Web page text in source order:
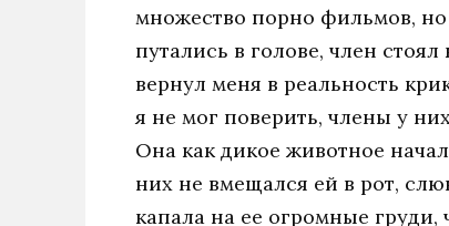
множество порно фильмов,
путались в голове, член
вернул меня в реальность
я не мог поверить, члены у
Она как дикое животное
них не вмещался ей в рот,
капала на ее огромные